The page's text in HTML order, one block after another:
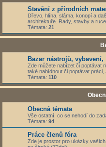
Stavění z přírodních
Dřevo, hlína, sláma, konopí a
architektuře. Rady, stavby a ruce
Témata: 21
Bazar nástrojů, vybavení,
Zde můžete nabízet či poptávat
také nabídnout či poptávat
Témata: 110
Obecná témata
Vše ostatní, co se nehodí do
Témata: 94
Práce členů fóra
Zde je prostor pro ukázky